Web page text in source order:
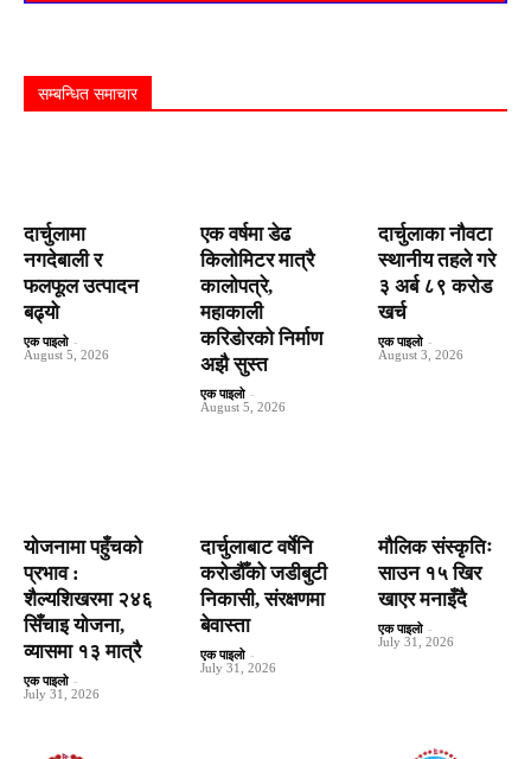
सम्बन्धित समाचार
दार्चुलामा
नगदेबाली र
फलफूल उत्पादन
बढ्यो
एक पाइलो -
August 5, 2026
एक वर्षमा डेढ
किलोमिटर मात्रै
कालोपत्रे,
महाकाली
करिडोरको निर्माण
अझै सुस्त
एक पाइलो -
August 5, 2026
दार्चुलाका नौवटा
स्थानीय तहले गरे
३ अर्ब ८९ करोड
खर्च
एक पाइलो -
August 3, 2026
योजनामा पहुँचको
प्रभाव :
शैल्यशिखरमा २४६
सिँचाइ योजना,
व्यासमा १३ मात्रै
एक पाइलो -
July 31, 2026
दार्चुलाबाट वर्षेनि
करोडौँको जडीबुटी
निकासी, संरक्षणमा
बेवास्ता
एक पाइलो -
July 31, 2026
मौलिक संस्कृतिः
साउन १५ खिर
खाएर मनाइँदै
एक पाइलो -
July 31, 2026